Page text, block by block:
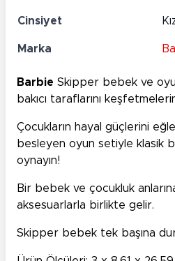
Cinsiyet
Marka
Barbie Skipper bebek ve
bakıcı taraflarını
Çocukların hayal güçlerini
besleyen oyun setiyle klasik
oynayın!
Bir bebek ve çocukluk
aksesuarlarla birlikte gelir.
Skipper bebek tek başına